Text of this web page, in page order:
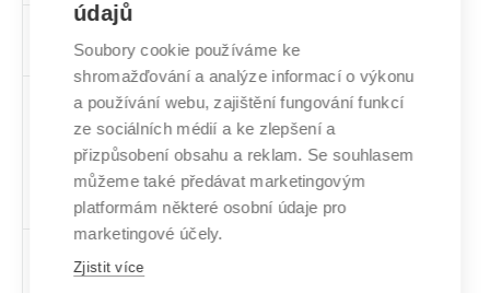
Umění
spolupráce
Umění ve
veřejném
prostoru.
Mecenáš, funkce,
percepce
cs 2 Volitelný
antropologie a její
údajů
Soubory cookie používáme ke
shromažďování a analýze informací o výkonu
a používání webu, zajištění fungování funkcí
ze sociálních médií a ke zlepšení a
přizpůsobení obsahu a reklam. Se souhlasem
můžeme také předávat marketingovým
platformám některé osobní údaje pro
marketingové účely.
Zjistit více